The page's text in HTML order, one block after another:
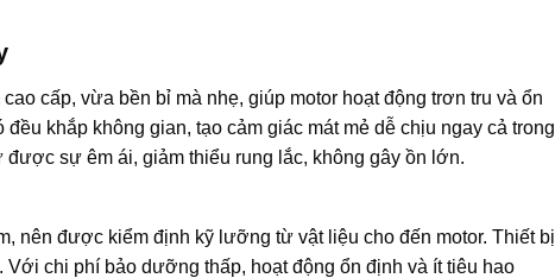
cấp, vừa bền bỉ mà nhẹ, giúp motor hoạt động trơn tru và ổn
khắp không gian, tạo cảm giác mát mẻ dễ chịu ngay cả trong
sự êm ái, giảm thiểu rung lắc, không gây ồn lớn.
nên được kiểm định kỹ lưỡng từ vật liệu cho đến motor. Thiết bị
chi phí bảo dưỡng thấp, hoạt động ổn định và ít tiêu hao